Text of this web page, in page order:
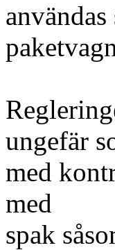
ungefär
med
med
spak